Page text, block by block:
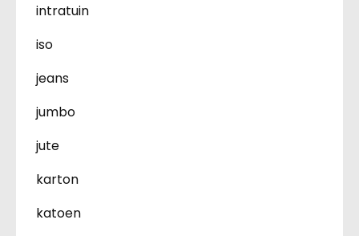
intratuin
iso
jeans
jumbo
jute
karton
katoen